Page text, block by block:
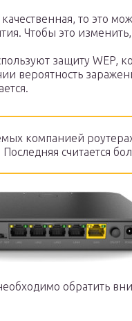
то это
Чтобы это
защиту WEP,
вероятность
компанией
считается
обратить